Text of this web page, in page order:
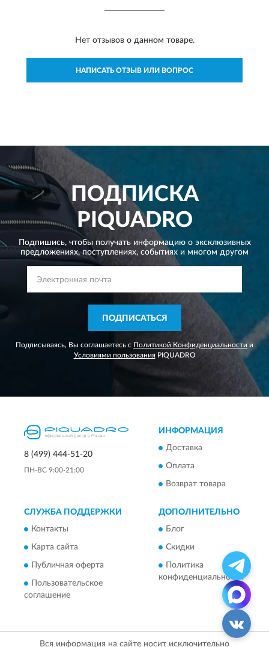
Нет отзывов о данном товаре.
НАПИСАТЬ ОТЗЫВ ИЛИ ВОПРОС
ПОДПИСКА
PIQUADRO
Подпишись, чтобы получать информацию о эксклюзивных
предложениях,поступлениях, событиях и многом другом
ПОДПИСАТЬСЯ
Подписываясь, Вы соглашаетесь с Политикой Конфиденциальности и
Условиями пользованияPIQUADRO
8 (499) 444-51-20
ПН-ВС 9:00-21:00
ИНФОРМАЦИЯ
Доставка
Оплата
Возврат товара
СЛУЖБА ПОДДЕРЖКИ
Контакты
Карта сайта
Публичная оферта
Пользовательское
соглашение
ДОПОЛНИТЕЛЬНО
Блог
Скидки
Политика
конфиденциальности
Вся информация на сайте носит исключительно